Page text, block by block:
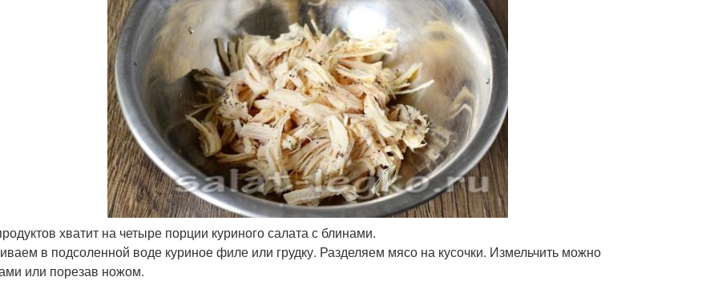
хватит на четыре порции куриного салата с блинами.
в подсоленной воде куриное филе или грудку. Разделяем мясо на кусочки. Измельчить можно
или порезав ножом.